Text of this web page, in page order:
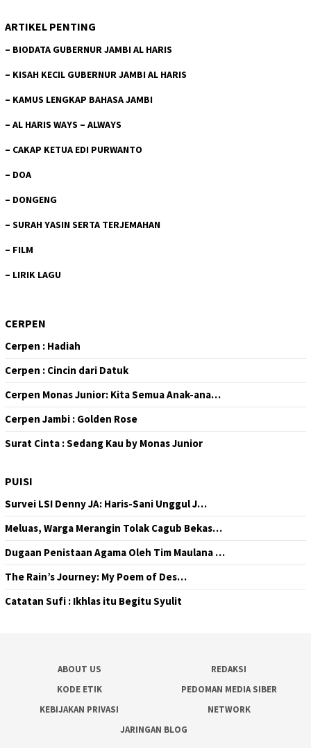
ARTIKEL PENTING
– BIODATA GUBERNUR JAMBI AL HARIS
– KISAH KECIL GUBERNUR JAMBI AL HARIS
– KAMUS LENGKAP BAHASA JAMBI
– AL HARIS WAYS – ALWAYS
– CAKAP KETUA EDI PURWANTO
– DOA
– DONGENG
– SURAH YASIN SERTA TERJEMAHAN
– FILM
– LIRIK LAGU
CERPEN
Cerpen : Hadiah
Cerpen : Cincin dari Datuk
Cerpen Monas Junior: Kita Semua Anak-ana…
Cerpen Jambi : Golden Rose
Surat Cinta : Sedang Kau by Monas Junior
PUISI
Survei LSI Denny JA: Haris-Sani Unggul J…
Meluas, Warga Merangin Tolak Cagub Bekas…
Dugaan Penistaan Agama Oleh Tim Maulana …
The Rain’s Journey: My Poem of Des…
Catatan Sufi : Ikhlas itu Begitu Syulit
ABOUT US
REDAKSI
KODE ETIK
PEDOMAN MEDIA SIBER
KEBIJAKAN PRIVASI
NETWORK
JARINGAN BLOG